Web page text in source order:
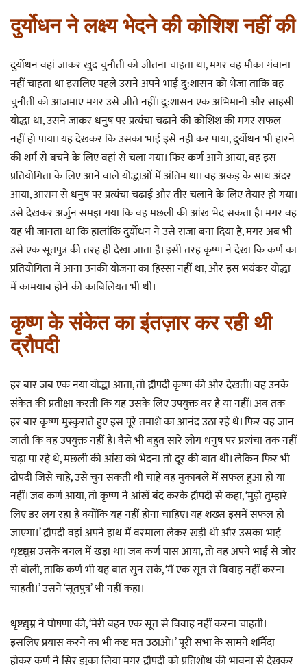
दुर्योधन ने लक्ष्य भेदने की कोशिश नहीं की
दुर्योधन वहां जाकर खुद चुनौती को जीतना चाहता था, मगर वह मौका गंवाना
नहीं चाहता था इसलिए पहले उसने अपने भाई दु:शासन को भेजा ताकि वह
चुनौती को आजमाए मगर उसे जीते नहीं। दु:शासन एक अभिमानी और साहसी
योद्धा था, उसने जाकर धनुष पर प्रत्यंचा चढ़ाने की कोशिश की मगर सफल
नहीं हो पाया। यह देखकर कि उसका भाई इसे नहीं कर पाया, दुर्योधन भी हारने
की शर्म से बचने के लिए वहां से चला गया। फिर कर्ण आगे आया, वह इस
प्रतियोगिता के लिए आने वाले योद्धाओं में अंतिम था। वह अकड़ के साथ अंदर
आया, आराम से धनुष पर प्रत्यंचा चढाई और तीर चलाने के लिए तैयार हो गया।
उसे देखकर अर्जुन समझ गया कि वह मछली की आंख भेद सकता है। मगर वह
यह भी जानता था कि हालांकि दुर्योधन ने उसे राजा बना दिया है, मगर अब भी
उसे एक सूतपुत्र की तरह ही देखा जाता है। इसी तरह कृष्ण ने देखा कि कर्ण का
प्रतियोगिता में आना उनकी योजना का हिस्सा नहीं था, और इस भयंकर योद्धा
में कामयाब होने की क़ाबिलियत भी थी।
कृष्ण के संकेत का इंतज़ार कर रही थी
द्रौपदी
हर बार जब एक नया योद्धा आता, तो द्रौपदी कृष्ण की ओर देखती। वह उनके
संकेत की प्रतीक्षा करती कि यह उसके लिए उपयुक्त वर है या नहीं। अब तक
हर बार कृष्ण मुस्कुराते हुए इस पूरे तमाशे का आनंद उठा रहे थे। फिर वह जान
जाती कि वह उपयुक्त नहीं है। वैसे भी बहुत सारे लोग धनुष पर प्रत्यंचा तक नहीं
चढ़ा पा रहे थे, मछली की आंख को भेदना तो दूर की बात थी। लेकिन फिर भी
द्रौपदी जिसे चाहे, उसे चुन सकती थी चाहे वह मुकाबले में सफल हुआ हो या
नहीं। जब कर्ण आया, तो कृष्ण ने आंखें बंद करके द्रौपदी से कहा, ‘मुझे तुम्हारे
लिए डर लग रहा है क्योंकि यह नहीं होना चाहिए। यह शख्स इसमें सफल हो
जाएगा।’ द्रौपदी वहां अपने हाथ में वरमाला लेकर खड़ी थी और उसका भाई
धृष्टद्युम्न उसके बगल में खड़ा था। जब कर्ण पास आया, तो वह अपने भाई से जोर
से बोली, ताकि कर्ण भी यह बात सुन सके, ‘मैं एक सूत से विवाह नहीं करना
चाहती।’ उसने ‘सूतपुत्र’ भी नहीं कहा।
धृष्टद्युम्न ने घोषणा की, ‘मेरी बहन एक सूत से विवाह नहीं करना चाहती।
इसलिए प्रयास करने का भी कष्ट मत उठाओ।’ पूरी सभा के सामने शर्मिेदा
होकर कर्ण ने सिर झुका लिया मगर द्रौपदी को प्रतिशोध की भावना से देखकर